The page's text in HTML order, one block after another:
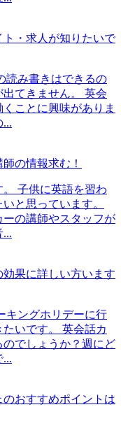
ト・求人が知りたいで
読み書きはできるの
てきません。 英会
ことに興味がありま
...
の情報求む！
子供に英語を習わ
と思っています。
の講師やスタッフが
...
果に詳しい方います
キングホリデーに行
いです。 英会話カ
でしょうか？週にど
...
おすすめポイントは